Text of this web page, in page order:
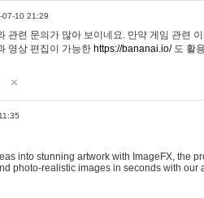
07-10 21:29
관련 문의가 많아 보이네요. 만약 게임 관련
영상 편집이 가능한 https://bananai.io/도 활
into stunning artwork with ImageFX, the
photo-realistic images in seconds with our